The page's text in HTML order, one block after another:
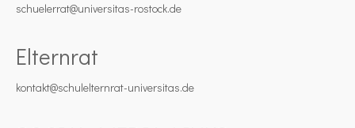
schuelerrat@universitas-rostock.de
Elternrat
kontakt@schulelternrat-universitas.de